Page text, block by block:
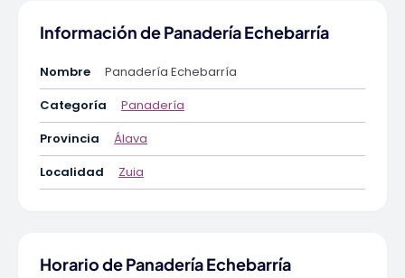
Información de Panadería Echebarría
Nombre
Panadería Echebarría
Categoría
Panadería
Provincia
Álava
Localidad
Zuia
Horario de Panadería Echebarría